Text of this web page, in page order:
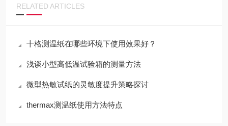
RELATED ARTICLES
十格测温纸在哪些环境下使用效果好？
浅谈小型高低温试验箱的测量方法
微型热敏试纸的灵敏度提升策略探讨
thermax测温纸使用方法特点